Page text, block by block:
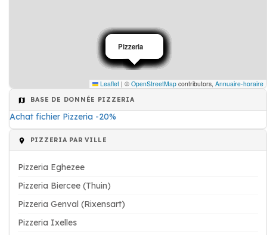
Pizzeria
Pizzeria
Pizzeria
Pizzeria
Pizzeria
Pizzeria
Pizzeria
Pizzeria
Pizzeria
Pizzeria
Pizzeria
Pizzeria
Pizzeria
Pizzeria
Pizzeria
Pizzeria
Pizzeria
Pizzeria
Pizzeria
Leaflet | © OpenStreetMap contributors, Annuaire-horaire
BASE DE DONNÉE PIZZERIA
Achat fichier Pizzeria -20%
PIZZERIA PAR VILLE
Pizzeria Eghezee
Pizzeria Biercee (Thuin)
Pizzeria Genval (Rixensart)
Pizzeria Ixelles